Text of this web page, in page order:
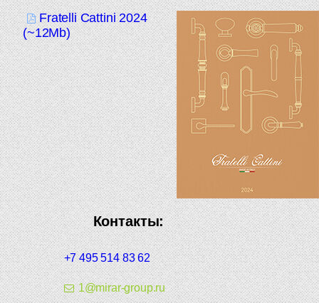
Fratelli Cattini 2024
(~12Mb)
Контакты:
+7 495 514 83 62
1@mirar-group.ru